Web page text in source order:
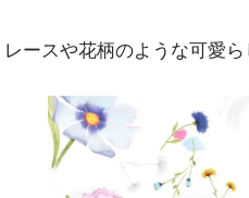
レースや花柄のような可愛